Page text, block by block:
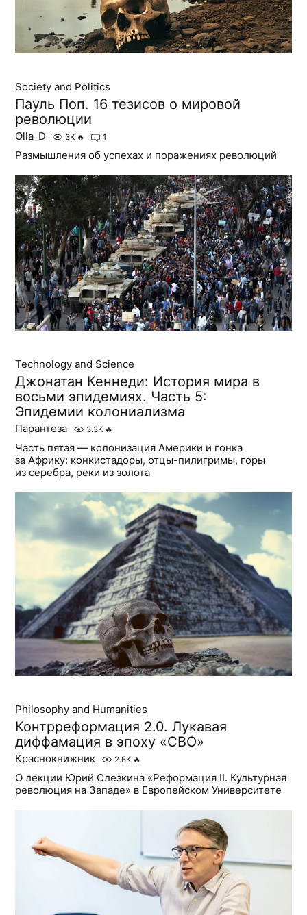
Society and Politics
Пауль Поп. 16 тезисов о мировой
революции
Olla_D 3K 🔥 1
Размышления об успехах и поражениях революций
Technology and Science
Джонатан Кеннеди: История мира в
восьми эпидемиях. Часть 5:
Эпидемии колониализма
Парантеза 3.3K 🔥
Часть пятая — колонизация Америки и гонка
за Африку: конкистадоры, отцы-пилигримы, горы
из серебра, реки из золота
Philosophy and Humanities
Контрреформация 2.0. Лукавая
диффамация в эпоху «СВО»
Краснокнижник 2.6K 🔥
О лекции Юрий Слезкина «Реформация II. Культурная
революция на Западе» в Европейском Университете